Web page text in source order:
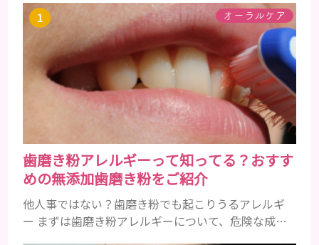
オーラルケア
歯磨き粉アレルギーって知ってる？おすす
めの無添加歯磨き粉をご紹介
他人事ではない？歯磨き粉でも起こりうるアレルギ
ー まずは歯磨き粉アレルギーについて、危険な成分